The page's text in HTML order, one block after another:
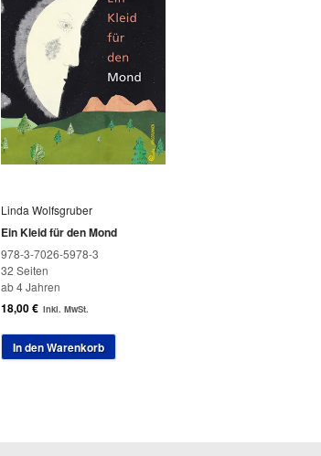
Linda Wolfsgruber
Ein Kleid für den Mond
978-3-7026-5978-3
32 Seiten
ab 4 Jahren
18,00€ inkl. MwSt.
In den Warenkorb